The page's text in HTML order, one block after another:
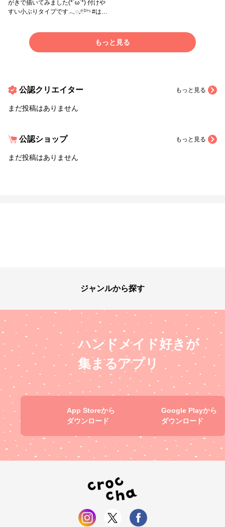
スト #押し花 #レジン
がきで描いてみました(*´ω`*) 付けや
すい小ぶりタイプです𓂃◌𓈒𓏲𓆸 #はじ
もっと見る
公認クリエイター もっと見る
まだ投稿はありません
公認ショップ もっと見る
まだ投稿はありません
ジャンルから探す
ハンドメイド好きが
集まるアプリ
App Storeから
ダウンロード
Google Playから
ダウンロード